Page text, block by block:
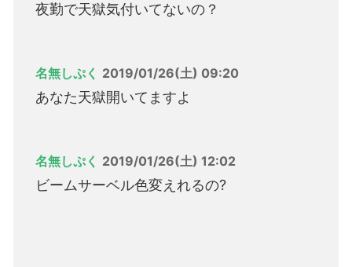
夜勤で天獄気付いてないの？
名無しぷく 2019/01/26(土) 09:20
あなた天獄開いてますよ
名無しぷく 2019/01/26(土) 12:02
ビームサーベル色変えれるの?